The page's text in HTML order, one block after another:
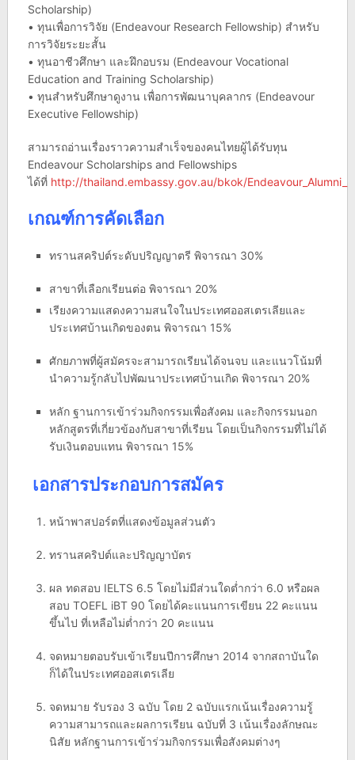
Scholarship)
• ทุนเพื่อการวิจัย (Endeavour Research Fellowship) สำหรับ
การวิจัยระยะสั้น
• ทุนอาชีวศึกษา และฝึกอบรม (Endeavour Vocational
Education and Training Scholarship)
• ทุนสำหรับศึกษาดูงาน เพื่อการพัฒนาบุคลากร (Endeavour
Executive Fellowship)
สามารถอ่านเรื่องราวความสำเร็จของคนไทยผู้ได้รับทุน
Endeavour Scholarships and Fellowships
ได้ที่ http://thailand.embassy.gov.au/bkok/
เกณฑ์การคัดเลือก
ทรานสคริปต์ระดับปริญญาตรี พิจารณา 30%
สาขาที่เลือกเรียนต่อ พิจารณา 20%
เรียงความแสดงความสนใจในประเทศออสเตรเลียและ
ประเทศบ้านเกิดของตน พิจารณา 15%
ศักยภาพที่ผู้สมัครจะสามารถเรียนได้จนจบ และแนวโน้มที่
นำความรู้กลับไปพัฒนาประเทศบ้านเกิด พิจารณา 20%
หลัก ฐานการเข้าร่วมกิจกรรมเพื่อสังคม และกิจกรรมนอก
หลักสูตรที่เกี่ยวข้องกับสาขาที่เรียน โดยเป็นกิจกรรมที่ไม่ได้
รับเงินตอบแทน พิจารณา 15%
เอกสารประกอบการสมัคร
หน้าพาสปอร์ตที่แสดงข้อมูลส่วนตัว
ทรานสคริปต์และปริญญาบัตร
ผล ทดสอบ IELTS 6.5 โดยไม่มีส่วนใดต่ำกว่า 6.0 หรือผล
สอบ TOEFL iBT 90 โดยได้คะแนนการเขียน 22 คะแนน
ขึ้นไป ที่เหลือไม่ต่ำกว่า 20 คะแนน
จดหมายตอบรับเข้าเรียนปีการศึกษา 2014 จากสถาบันใด
ก็ได้ในประเทศออสเตรเลีย
จดหมาย รับรอง 3 ฉบับ โดย 2 ฉบับแรกเน้นเรื่องความรู้
ความสามารถและผลการเรียน ฉบับที่ 3 เน้นเรื่องลักษณะ
นิสัย หลักฐานการเข้าร่วมกิจกรรมเพื่อสังคมต่างๆ